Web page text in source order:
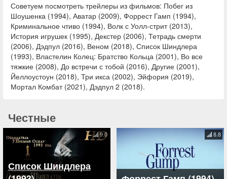
Советуем посмотреть трейлеры из фильмов: Побег из
Шоушенка (1994), Аватар (2009), Форрест Гамп (1994),
Криминальное чтиво (1994), Волк с Уолл-стрит (2013),
История игрушек (1995), Декстер (2006), Тетрадь смерти
(2006), Дэдпул (2016), Веном (2018), Список Шиндлера
(1993), Властелин Колец: Братство Кольца (2001), Во все
тяжкие (2008), До встречи с тобой (2016), Другие (2001),
Йеллоустоун (2018), Три икса (2002), Эйфория (2019),
Мортал Комбат (2021), Дэдпул 2 (2018).
Честные
Список Шиндлера
9.0 8.8